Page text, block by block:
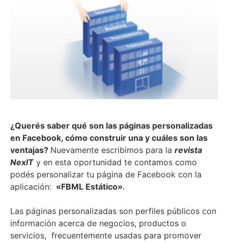
¿Querés saber qué son las páginas personalizadas
en Facebook, cómo construir una y cuáles son las
ventajas? Nuevamente escribimos para la revista
NexITy en esta oportunidad te contamos como
podés personalizar tu página de Facebook con la
aplicación: «FBML Estático».
Las páginas personalizadas son perfiles públicos con
información acerca de negocios, productos o
servicios, frecuentemente usadas para promover